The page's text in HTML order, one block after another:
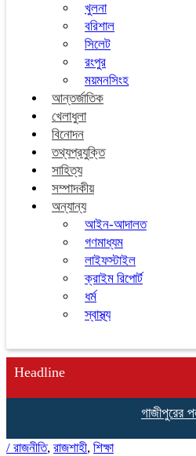
খুলনা
বরিশাল
সিলেট
রংপুর
ময়মনসিংহ
আন্তর্জাতিক
খেলাধুলা
বিনোদন
তথ্যপ্রযুক্তি
সাহিত্য
সম্পাদকীয়
অন্যান্য
আইন-আদালত
গণমাধ্যম
লাইফস্টাইল
ক্রাইম রিপোর্ট
ধর্ম
স্বাস্থ্য
Headline
গাজীপুরের
/ রাজনীতি, রাজশাহী, শিক্ষা